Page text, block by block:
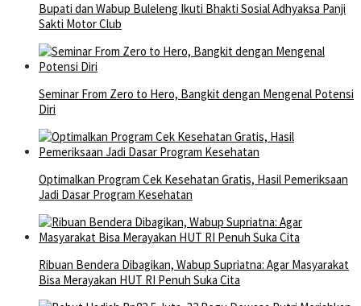
Bupati dan Wabup Buleleng Ikuti Bhakti Sosial Adhyaksa Panji
Sakti Motor Club
Seminar From Zero to Hero, Bangkit dengan Mengenal Potensi
Diri
Optimalkan Program Cek Kesehatan Gratis, Hasil Pemeriksaan
Jadi Dasar Program Kesehatan
Ribuan Bendera Dibagikan, Wabup Supriatna: Agar Masyarakat
Bisa Merayakan HUT RI Penuh Suka Cita